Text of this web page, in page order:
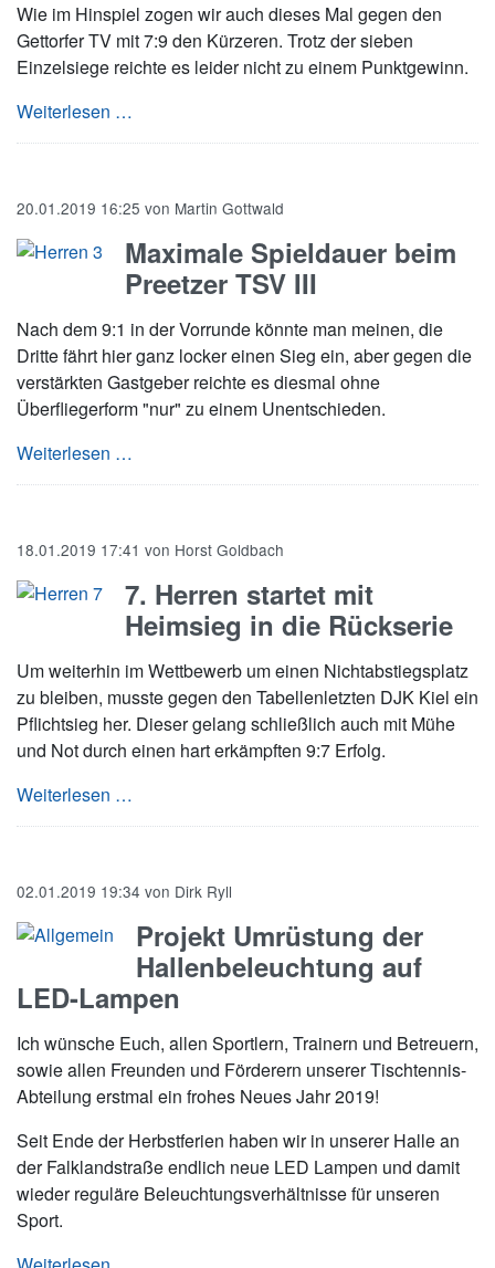
Wie im Hinspiel zogen wir auch dieses Mal gegen den
Gettorfer TV mit 7:9 den Kürzeren. Trotz der sieben
Einzelsiege reichte es leider nicht zu einem Punktgewinn.
Weiterlesen …
20.01.2019 16:25 von Martin Gottwald
Maximale Spieldauer beim
Preetzer TSV III
Nach dem 9:1 in der Vorrunde könnte man meinen, die
Dritte fährt hier ganz locker einen Sieg ein, aber gegen die
verstärkten Gastgeber reichte es diesmal ohne
Überfliegerform "nur" zu einem Unentschieden.
Weiterlesen …
18.01.2019 17:41 von Horst Goldbach
7. Herren startet mit
Heimsieg in die Rückserie
Um weiterhin im Wettbewerb um einen Nichtabstiegsplatz
zu bleiben, musste gegen den Tabellenletzten DJK Kiel ein
Pflichtsieg her. Dieser gelang schließlich auch mit Mühe
und Not durch einen hart erkämpften 9:7 Erfolg.
Weiterlesen …
02.01.2019 19:34 von Dirk Ryll
Projekt Umrüstung der
Hallenbeleuchtung auf
LED-Lampen
Ich wünsche Euch, allen Sportlern, Trainern und Betreuern,
sowie allen Freunden und Förderern unserer Tischtennis-
Abteilung erstmal ein frohes Neues Jahr 2019!
Seit Ende der Herbstferien haben wir in unserer Halle an
der Falklandstraße endlich neue LED Lampen und damit
wieder reguläre Beleuchtungsverhältnisse für unseren
Sport.